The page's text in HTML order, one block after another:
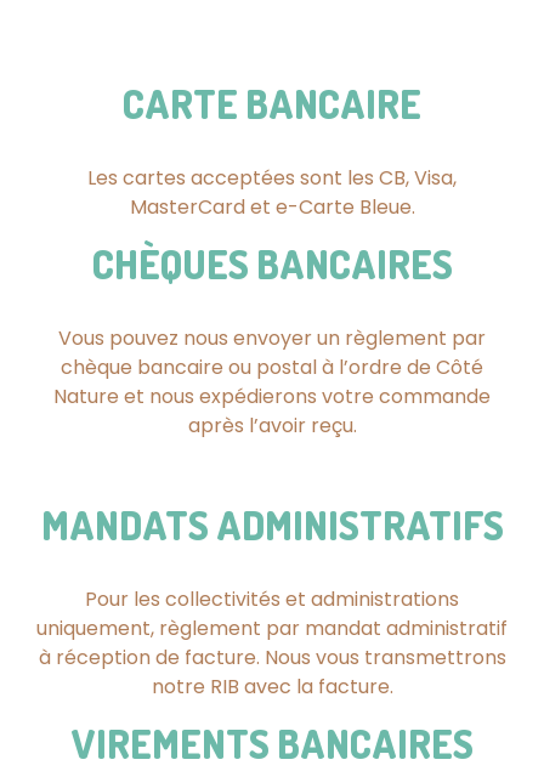
CARTE BANCAIRE
Les cartes acceptées sont les CB, Visa,
MasterCard et e-Carte Bleue.
CHÈQUES BANCAIRES
Vous pouvez nous envoyer un règlement par
chèque bancaire ou postal à l’ordre de Côté
Nature et nous expédierons votre commande
après l’avoir reçu.
MANDATS ADMINISTRATIFS
Pour les collectivités et administrations
uniquement, règlement par mandat administratif
à réception de facture. Nous vous transmettrons
notre RIB avec la facture.
VIREMENTS BANCAIRES